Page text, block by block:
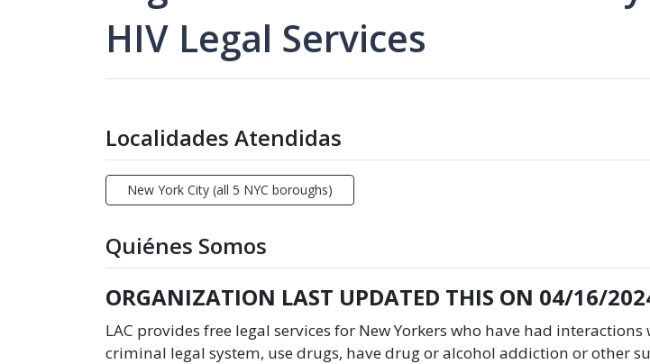
HIV Legal Services
Localidades Atendidas
New York City (all 5 NYC boroughs)
Quiénes Somos
ORGANIZATION LAST UPDATED THIS ON 04/16/
LAC provides free legal services for New Yorkers who have had
criminal legal system, use drugs, have drug or alcohol addiction or other